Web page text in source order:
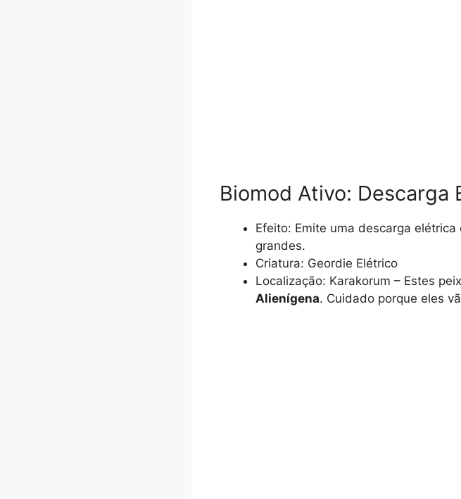
Biomod Ativo: Descarga
Efeito: Emite uma descarga
grandes.
Criatura: Geordie Elétrico
Localização: Karakorum – Estes
Alienígena. Cuidado porque eles